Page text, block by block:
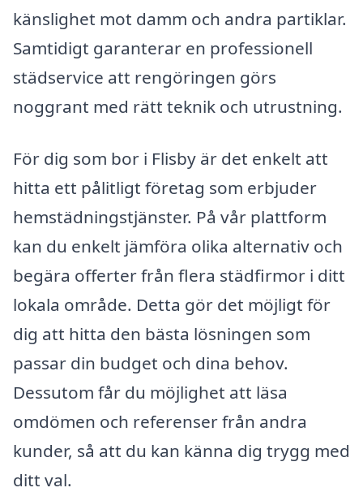
känslighet mot damm och andra partiklar.
Samtidigt garanterar en professionell
städservice att rengöringen görs
noggrant med rätt teknik och utrustning.
För dig som bor i Flisby är det enkelt att
hitta ett pålitligt företag som erbjuder
hemstädningstjänster. På vår plattform
kan du enkelt jämföra olika alternativ och
begära offerter från flera städfirmor i ditt
lokala område. Detta gör det möjligt för
dig att hitta den bästa lösningen som
passar din budget och dina behov.
Dessutom får du möjlighet att läsa
omdömen och referenser från andra
kunder, så att du kan känna dig trygg med
ditt val.